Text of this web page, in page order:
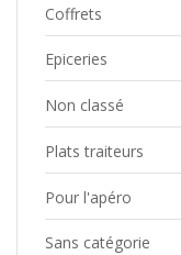
Coffrets
Epiceries
Non classé
Plats traiteurs
Pour l'apéro
Sans catégorie